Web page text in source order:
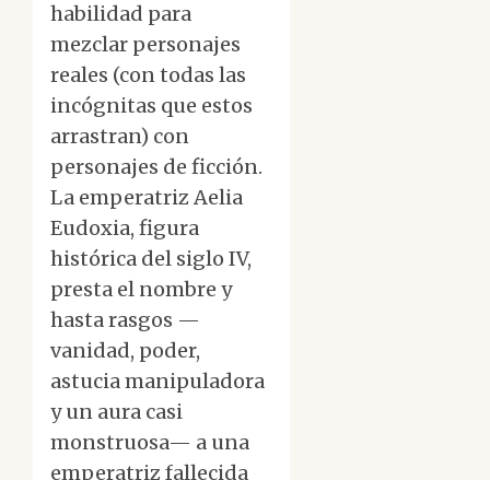
habilidad para
mezclar personajes
reales (con todas las
incógnitas que estos
arrastran) con
personajes de ficción.
La emperatriz Aelia
Eudoxia, figura
histórica del siglo IV,
presta el nombre y
hasta rasgos —
vanidad, poder,
astucia manipuladora
y un aura casi
monstruosa— a una
emperatriz fallecida